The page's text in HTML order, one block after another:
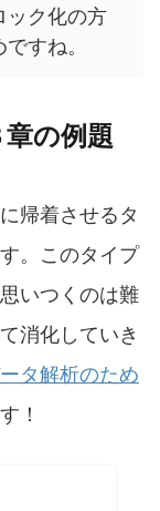
ック化の方
すね。
の例題
帰着させるタ
。このタイプ
いつくのは難
消化していき
タ解析のため
！